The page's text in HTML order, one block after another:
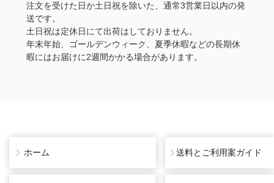
注文を受けた日か土日祝を除いた、通常3営業日以内の発
送です。
土日祝は定休日にて出荷はしておりません。
年末年始、ゴールデンウィーク、夏季休暇などの長期休
暇にはお届けに2週間かかる場合があります。
ホーム 送料とご利用案ガイド